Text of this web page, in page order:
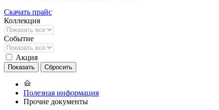
Скачать прайс
Коллекция
Событие
Акция
Полезная информация
Прочие документы